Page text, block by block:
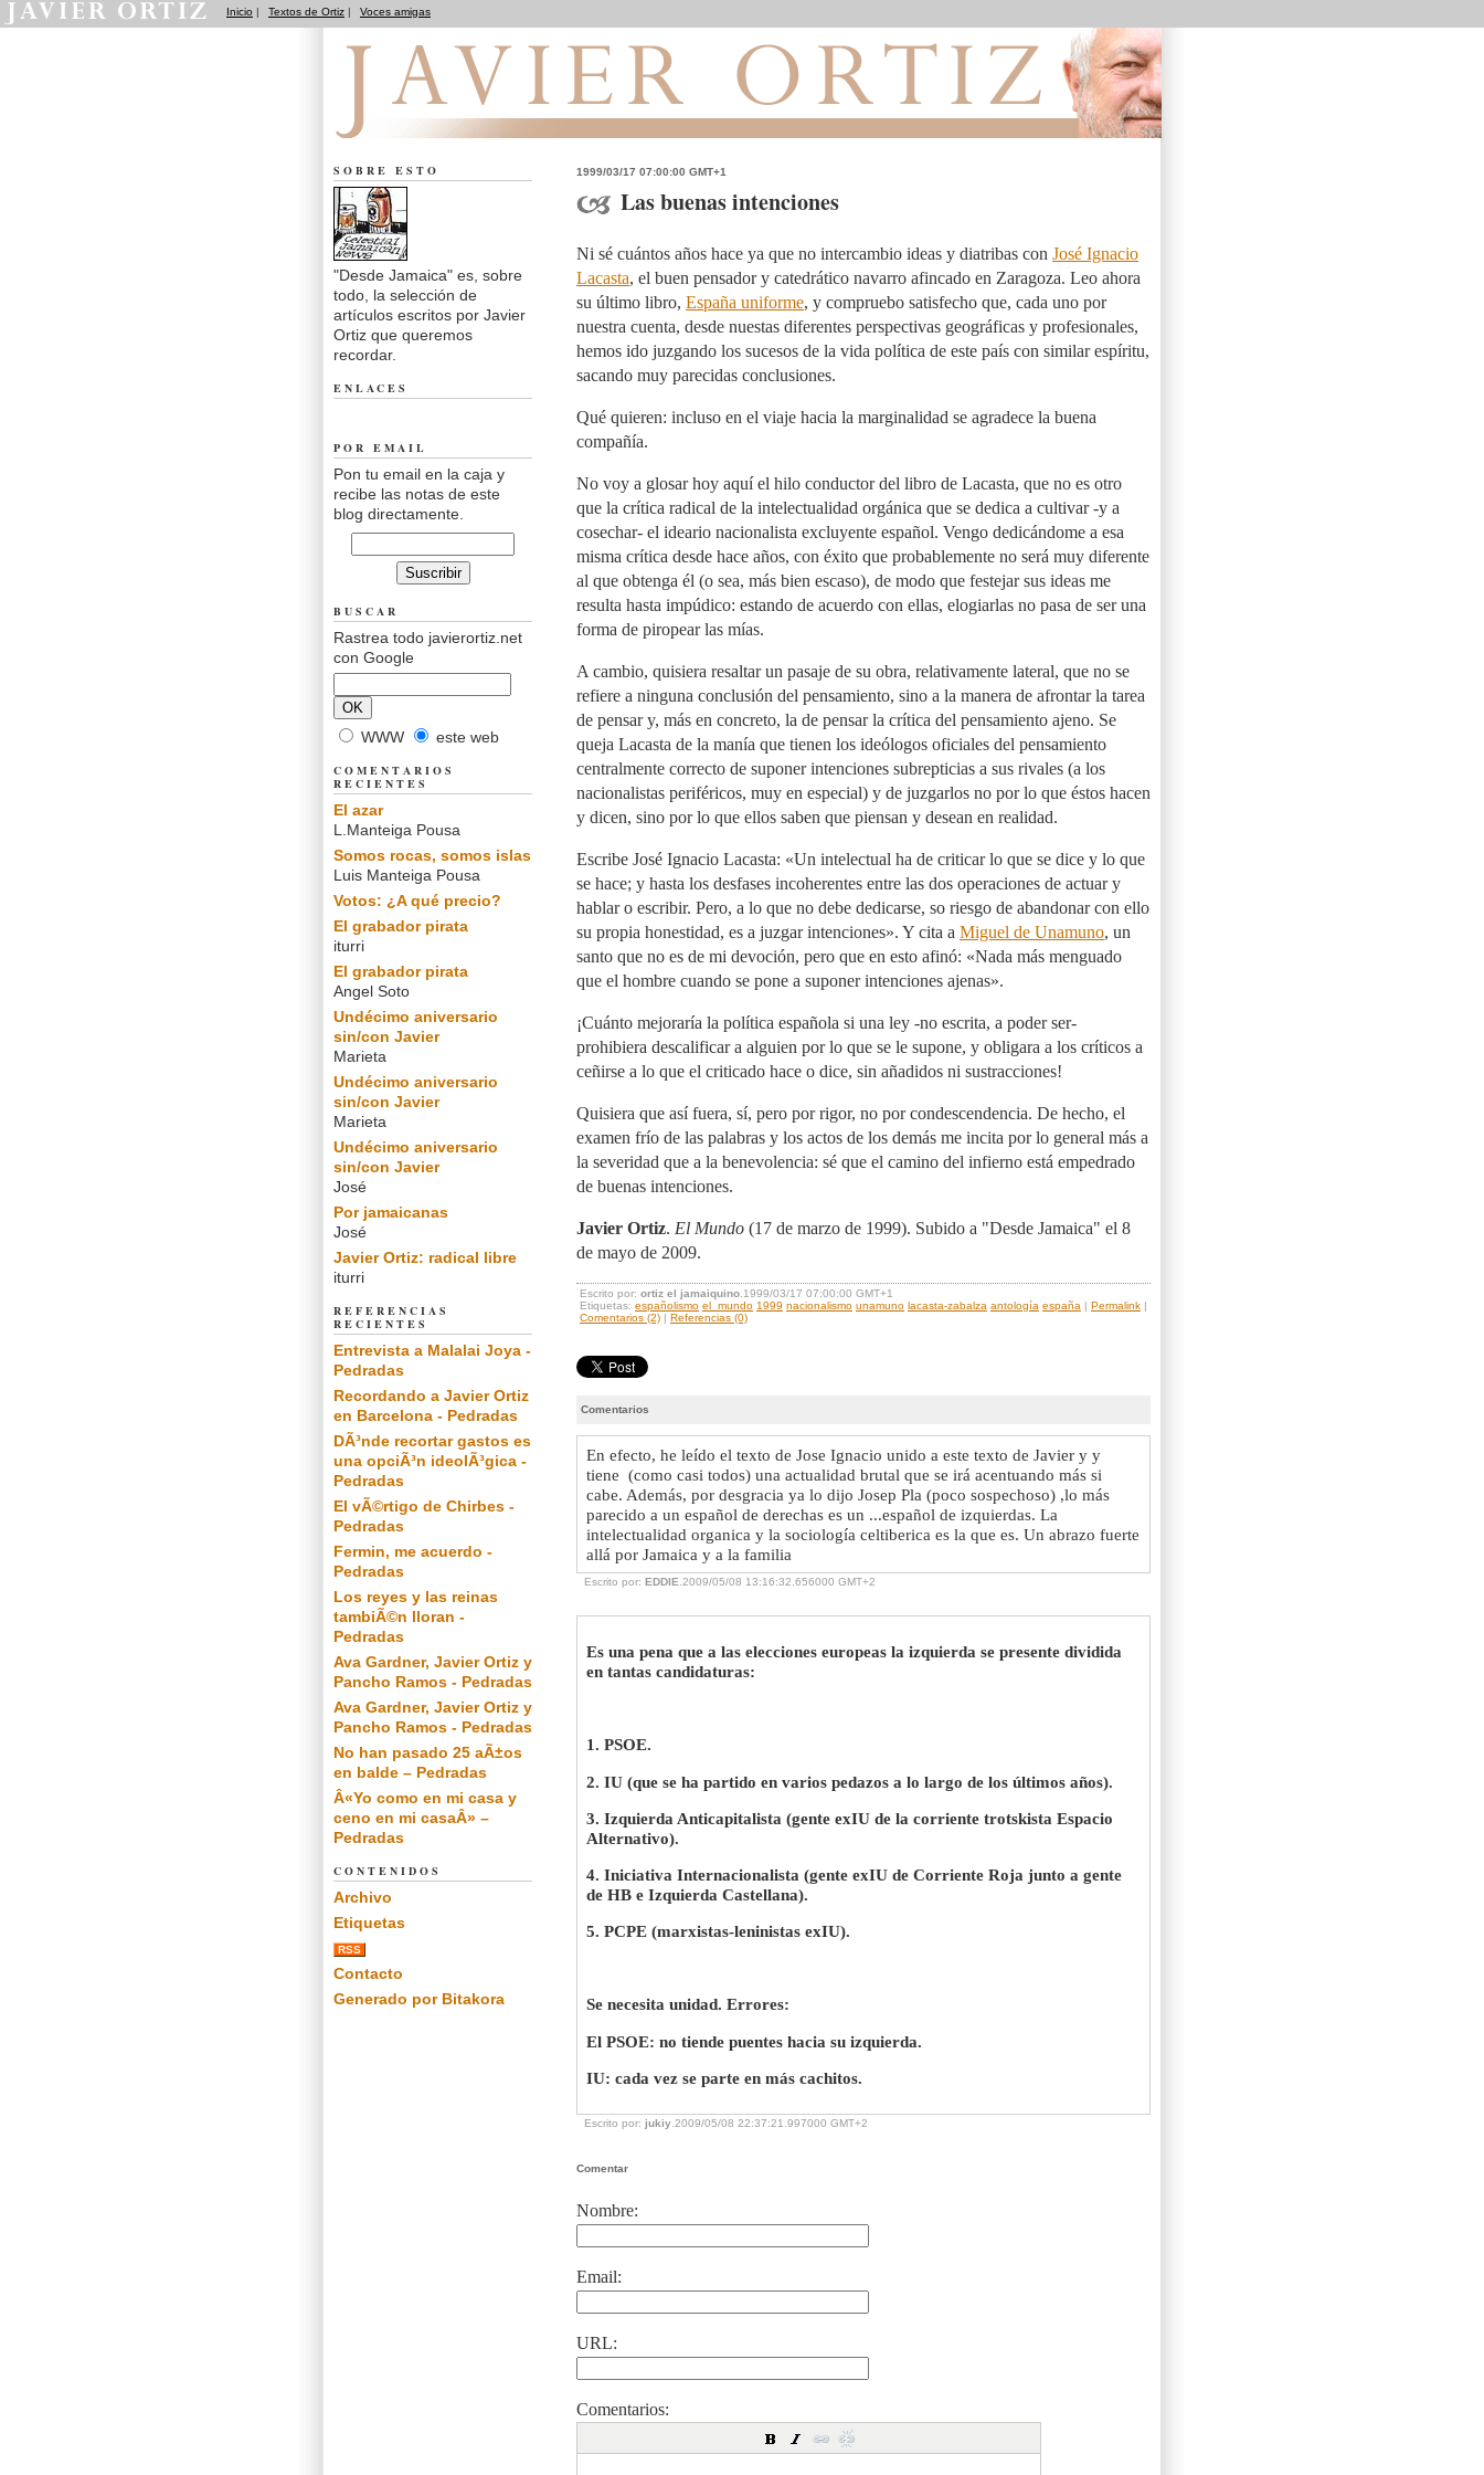
Inicio | Textos de Ortiz | Voces amigas
1999/03/17 07:00:00 GMT+1
Las buenas intenciones
Ni sé cuántos años hace ya que no intercambio ideas y diatribas con José Ignacio
Lacasta, el buen pensador y catedrático navarro afincado en Zaragoza. Leo ahora
su último libro, España uniforme, y compruebo satisfecho que, cada uno por
nuestra cuenta, desde nuestas diferentes perspectivas geográficas y profesionales,
hemos ido juzgando los sucesos de la vida política de este país con similar espíritu,
sacando muy parecidas conclusiones.
Qué quieren: incluso en el viaje hacia la marginalidad se agradece la buena
compañía.
No voy a glosar hoy aquí el hilo conductor del libro de Lacasta, que no es otro
que la crítica radical de la intelectualidad orgánica que se dedica a cultivar -y a
cosechar- el ideario nacionalista excluyente español. Vengo dedicándome a esa
misma crítica desde hace años, con éxito que probablemente no será muy diferente
al que obtenga él (o sea, más bien escaso), de modo que festejar sus ideas me
resulta hasta impúdico: estando de acuerdo con ellas, elogiarlas no pasa de ser una
forma de piropear las mías.
A cambio, quisiera resaltar un pasaje de su obra, relativamente lateral, que no se
refiere a ninguna conclusión del pensamiento, sino a la manera de afrontar la tarea
de pensar y, más en concreto, la de pensar la crítica del pensamiento ajeno. Se
queja Lacasta de la manía que tienen los ideólogos oficiales del pensamiento
centralmente correcto de suponer intenciones subrepticias a sus rivales (a los
nacionalistas periféricos, muy en especial) y de juzgarlos no por lo que éstos hacen
y dicen, sino por lo que ellos saben que piensan y desean en realidad.
Escribe José Ignacio Lacasta: «Un intelectual ha de criticar lo que se dice y lo que
se hace; y hasta los desfases incoherentes entre las dos operaciones de actuar y
hablar o escribir. Pero, a lo que no debe dedicarse, so riesgo de abandonar con ello
su propia honestidad, es a juzgar intenciones». Y cita a Miguel de Unamuno, un
santo que no es de mi devoción, pero que en esto afinó: «Nada más menguado
que el hombre cuando se pone a suponer intenciones ajenas».
¡Cuánto mejoraría la política española si una ley -no escrita, a poder ser-
prohibiera descalificar a alguien por lo que se le supone, y obligara a los críticos a
ceñirse a lo que el criticado hace o dice, sin añadidos ni sustracciones!
Quisiera que así fuera, sí, pero por rigor, no por condescendencia. De hecho, el
examen frío de las palabras y los actos de los demás me incita por lo general más a
la severidad que a la benevolencia: sé que el camino del infierno está empedrado
de buenas intenciones.
Javier Ortiz. El Mundo (17 de marzo de 1999). Subido a "Desde Jamaica" el 8
de mayo de 2009.
Escrito por: ortiz el jamaiquino .1999/03/17 07:00:00 GMT+1
Etiquetas: españolismo el_mundo 1999 nacionalismo unamuno lacasta-zabalza antología españa | Permalink |
Comentarios (2) | Referencias (0)
Comentarios
En efecto, he leído el texto de Jose Ignacio unido a este texto de Javier y y
tiene (como casi todos) una actualidad brutal que se irá acentuando más si
cabe. Además, por desgracia ya lo dijo Josep Pla (poco sospechoso) ,lo más
parecido a un español de derechas es un ...español de izquierdas. La
intelectualidad organica y la sociología celtiberica es la que es. Un abrazo fuerte
allá por Jamaica y a la familia
Escrito por: EDDIE .2009/05/08 13:16:32.656000 GMT+2
Es una pena que a las elecciones europeas la izquierda se presente dividida
en tantas candidaturas:
1. PSOE.
2. IU (que se ha partido en varios pedazos a lo largo de los últimos años).
3. Izquierda Anticapitalista (gente exIU de la corriente trotskista Espacio
Alternativo).
4. Iniciativa Internacionalista (gente exIU de Corriente Roja junto a gente
de HB e Izquierda Castellana).
5. PCPE (marxistas-leninistas exIU).
Se necesita unidad. Errores:
El PSOE: no tiende puentes hacia su izquierda.
IU: cada vez se parte en más cachitos.
Escrito por: jukiy .2009/05/08 22:37:21.997000 GMT+2
Comentar
Nombre:
Email:
URL:
Comentarios:
SOBRE ESTO
"Desde Jamaica" es, sobre
todo, la selección de
artículos escritos por Javier
Ortiz que queremos
recordar.
ENLACES
POR EMAIL
Pon tu email en la caja y
recibe las notas de este
blog directamente.
BUSCAR
Rastrea todo javierortiz.net
con Google
WWW este web
COMENTARIOS
RECIENTES
El azar
L.Manteiga Pousa
Somos rocas, somos islas
Luis Manteiga Pousa
Votos: ¿A qué precio?
El grabador pirata
iturri
El grabador pirata
Angel Soto
Undécimo aniversario
sin/con Javier
Marieta
Undécimo aniversario
sin/con Javier
Marieta
Undécimo aniversario
sin/con Javier
José
Por jamaicanas
José
Javier Ortiz: radical libre
iturri
REFERENCIAS
RECIENTES
Entrevista a Malalai Joya -
Pedradas
Recordando a Javier Ortiz
en Barcelona - Pedradas
DÃ³nde recortar gastos es
una opciÃ³n ideolÃ³gica -
Pedradas
El vÃ©rtigo de Chirbes -
Pedradas
Fermin, me acuerdo -
Pedradas
Los reyes y las reinas
tambiÃ©n lloran -
Pedradas
Ava Gardner, Javier Ortiz y
Pancho Ramos - Pedradas
Ava Gardner, Javier Ortiz y
Pancho Ramos - Pedradas
No han pasado 25 aÃ±os
en balde – Pedradas
Â«Yo como en mi casa y
ceno en mi casaÂ» –
Pedradas
CONTENIDOS
Archivo
Etiquetas
RSS
Contacto
Generado por Bitakora